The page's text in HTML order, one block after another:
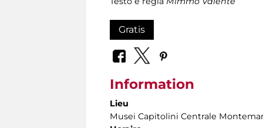
Gratis
Information
Lieu
Musei Capitolini Centrale